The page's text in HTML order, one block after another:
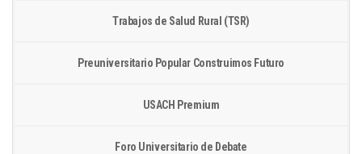
Trabajos de Salud Rural (TSR)
Preuniversitario Popular Construimos Futuro
USACH Premium
Foro Universitario de Debate